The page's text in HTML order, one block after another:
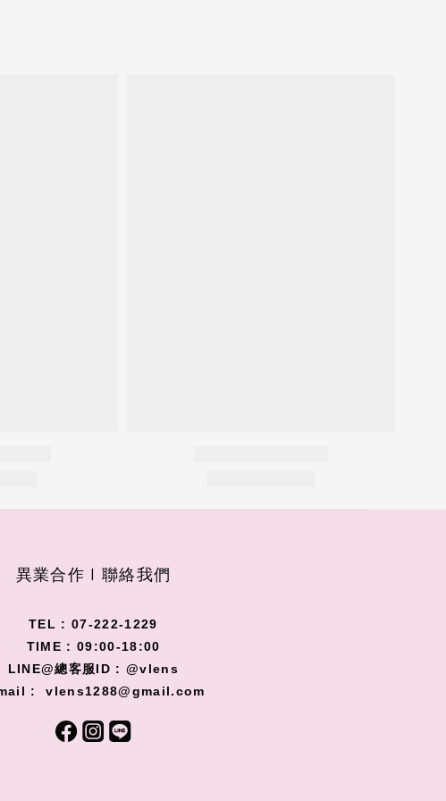
異業合作 I 聯絡我們
TEL : 07-222-1229
TIME : 09:00-18:00
LINE@總客服ID : @vlens
: vlens1288@gmail.com